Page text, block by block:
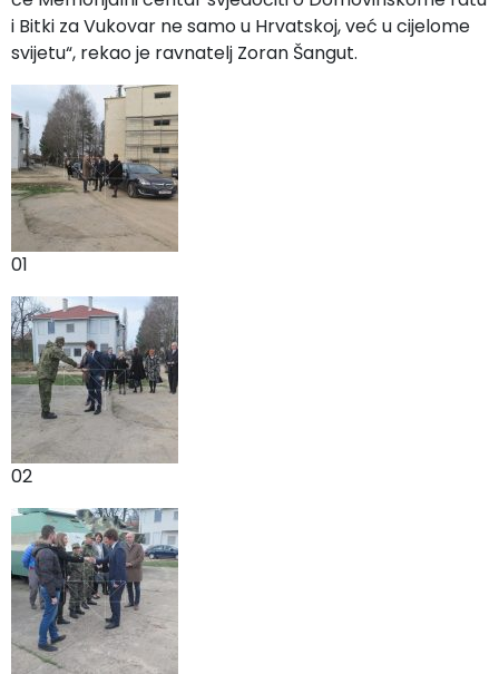
i Bitki za Vukovar ne samo u Hrvatskoj, već u cijelome
svijetu“, rekao je ravnatelj Zoran Šangut.
01
02